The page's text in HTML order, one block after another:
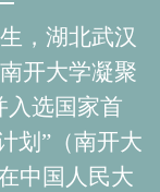
，湖北武汉
开大学凝聚
入选国家首
划”（南开大
中国人民大